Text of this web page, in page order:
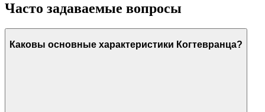
Часто задаваемые вопросы
Каковы основные характеристики Когтевранца?